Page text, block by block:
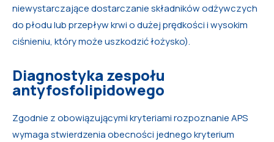
niewystarczające dostarczanie składników odżywczych
do płodu lub przepływ krwi o dużej prędkości i wysokim
ciśnieniu, który może uszkodzić łożysko).
Diagnostyka zespołu
antyfosfolipidowego
Zgodnie z obowiązującymi kryteriami rozpoznanie APS
wymaga stwierdzenia obecności jednego kryterium